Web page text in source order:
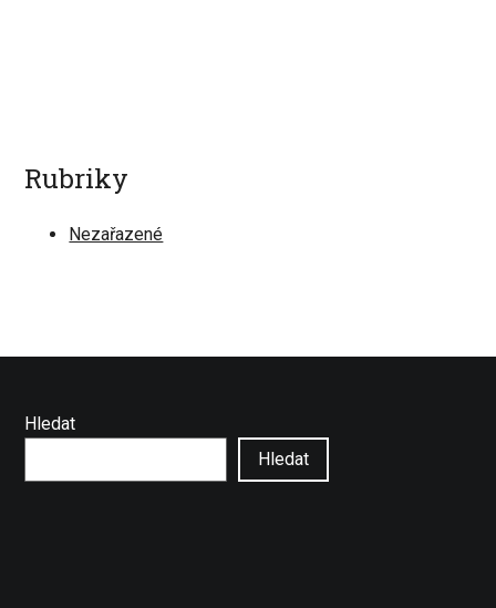
Rubriky
Nezařazené
Hledat
Hledat